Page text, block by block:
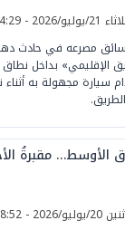
2026 - 04:29 م
مصرعه في حادث
الإقليمي» بداخل نطاق
سيارة مجهولة به
الأوسط… مقبرةُ
2026 - 08:52 م